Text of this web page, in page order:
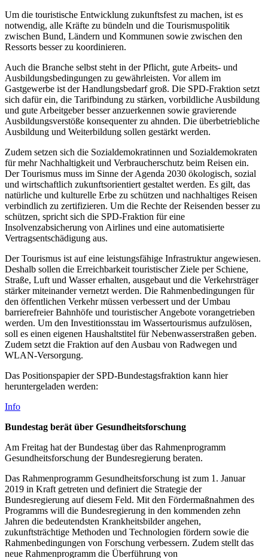
Um die touristische Entwicklung zukunftsfest zu machen, ist es
notwendig, alle Kräfte zu bündeln und die Tourismuspolitik
zwischen Bund, Ländern und Kommunen sowie zwischen den
Ressorts besser zu koordinieren.
Auch die Branche selbst steht in der Pflicht, gute Arbeits- und
Ausbildungsbedingungen zu gewährleisten. Vor allem im
Gastgewerbe ist der Handlungsbedarf groß. Die SPD-Fraktion setzt
sich dafür ein, die Tarifbindung zu stärken, vorbildliche Ausbildung
und gute Arbeitgeber besser anzuerkennen sowie gravierende
Ausbildungsverstöße konsequenter zu ahnden. Die überbetriebliche
Ausbildung und Weiterbildung sollen gestärkt werden.
Zudem setzen sich die Sozialdemokratinnen und Sozialdemokraten
für mehr Nachhaltigkeit und Verbraucherschutz beim Reisen ein.
Der Tourismus muss im Sinne der Agenda 2030 ökologisch, sozial
und wirtschaftlich zukunftsorientiert gestaltet werden. Es gilt, das
natürliche und kulturelle Erbe zu schützen und nachhaltiges Reisen
verbindlich zu zertifizieren. Um die Rechte der Reisenden besser zu
schützen, spricht sich die SPD-Fraktion für eine
Insolvenzabsicherung von Airlines und eine automatisierte
Vertragsentschädigung aus.
Der Tourismus ist auf eine leistungsfähige Infrastruktur angewiesen.
Deshalb sollen die Erreichbarkeit touristischer Ziele per Schiene,
Straße, Luft und Wasser erhalten, ausgebaut und die Verkehrsträger
stärker miteinander vernetzt werden. Die Rahmenbedingungen für
den öffentlichen Verkehr müssen verbessert und der Umbau
barrierefreier Bahnhöfe und touristischer Angebote vorangetrieben
werden. Um den Investitionsstau im Wassertourismus aufzulösen,
soll es einen eigenen Haushaltstitel für Nebenwasserstraßen geben.
Zudem setzt die Fraktion auf den Ausbau von Radwegen und
WLAN-Versorgung.
Das Positionspapier der SPD-Bundestagsfraktion kann hier
heruntergeladen werden:
Info
Bundestag berät über Gesundheitsforschung
Am Freitag hat der Bundestag über das Rahmenprogramm
Gesundheitsforschung der Bundesregierung beraten.
Das Rahmenprogramm Gesundheitsforschung ist zum 1. Januar
2019 in Kraft getreten und definiert die Strategie der
Bundesregierung auf diesem Feld. Mit den Fördermaßnahmen des
Programms will die Bundesregierung in den kommenden zehn
Jahren die bedeutendsten Krankheitsbilder angehen,
zukunftsträchtige Methoden und Technologien fördern sowie die
Rahmenbedingungen von Forschung verbessern. Zudem stellt das
neue Rahmenprogramm die Überführung von